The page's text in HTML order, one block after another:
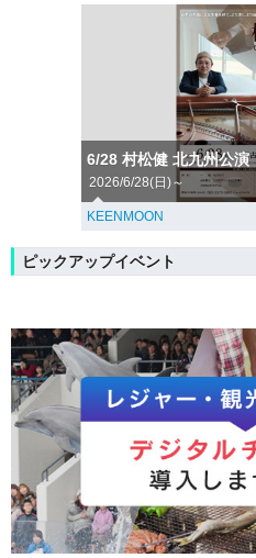
6/28 村松健 北九州公演
2026/6/28(日)～
KEENMOON
ピックアップイベント